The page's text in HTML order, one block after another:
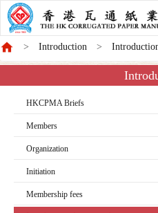
Introduction
HKCPMA Briefs
Members
Organization
Initiation
Membership fees